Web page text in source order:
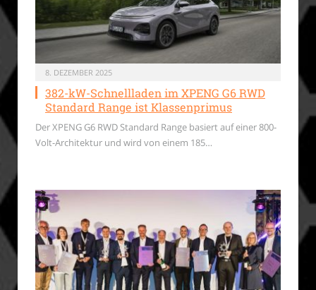
8. DEZEMBER 2025
382-kW-Schnellladen im XPENG G6 RWD
Standard Range ist Klassenprimus
Der XPENG G6 RWD Standard Range basiert auf einer 800-
Volt-Architektur und wird von einem 185…